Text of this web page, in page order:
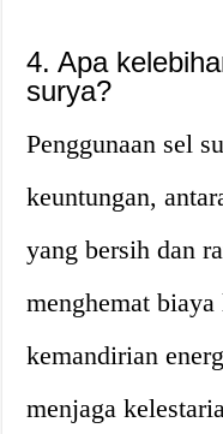
4. Apa
surya?
Penggunaan sel
keuntungan,
yang bersih dan
menghemat
kemandirian
menjaga